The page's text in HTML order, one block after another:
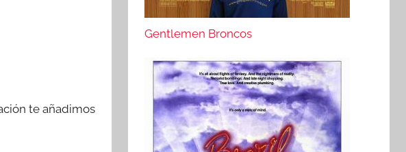
te añadimos
Gentlemen Broncos